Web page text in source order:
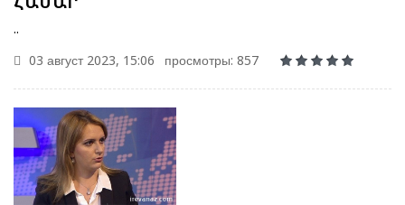
..
03 август 2023, 15:06
просмотры: 857